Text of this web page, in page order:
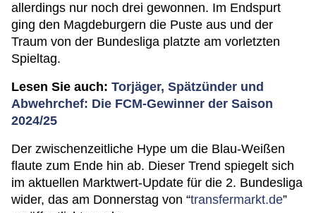
allerdings nur noch drei gewonnen. Im Endspurt
ging den Magdeburgern die Puste aus und der
Traum von der Bundesliga platzte am vorletzten
Spieltag.
Lesen Sie auch: Torjäger, Spätzünder und
Abwehrchef: Die FCM-Gewinner der Saison
2024/25
Der zwischenzeitliche Hype um die Blau-Weißen
flaute zum Ende hin ab. Dieser Trend spiegelt sich
im aktuellen Marktwert-Update für die 2. Bundesliga
wider, das am Donnerstag von “transfermarkt.de”